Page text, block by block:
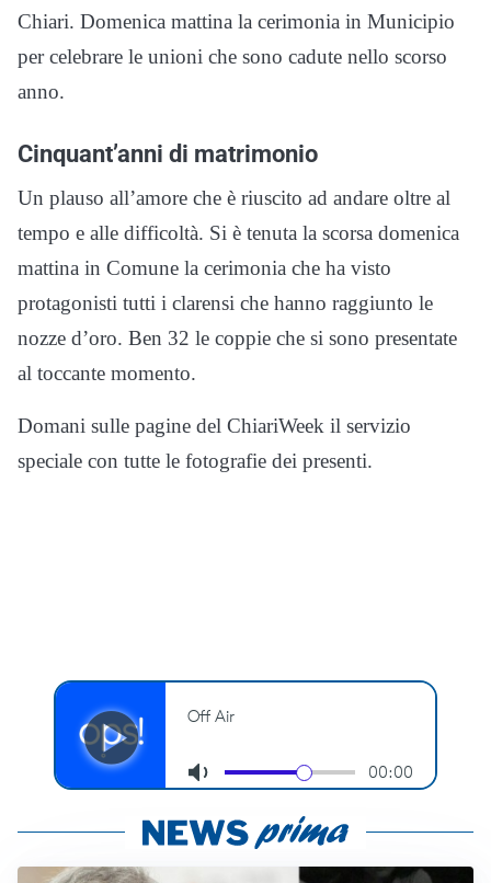
Chiari. Domenica mattina la cerimonia in Municipio
per celebrare le unioni che sono cadute nello scorso
anno.
Cinquant’anni di matrimonio
Un plauso all’amore che è riuscito ad andare oltre al
tempo e alle difficoltà. Si è tenuta la scorsa domenica
mattina in Comune la cerimonia che ha visto
protagonisti tutti i clarensi che hanno raggiunto le
nozze d’oro. Ben 32 le coppie che si sono presentate
al toccante momento.
Domani sulle pagine del ChiariWeek il servizio
speciale con tutte le fotografie dei presenti.